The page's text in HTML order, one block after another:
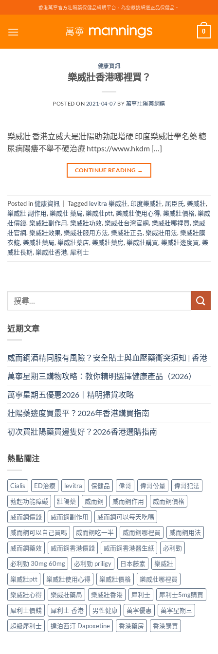
to
content
香港萬寧官方壯陽藥保健品網購平台，為您嚴挑細選正品保健品。
0
健康資訊
樂威壯香港哪裡買？
POSTED ON 2021-04-07 BY 萬寧壯陽藥網購
樂威壯 香港立威大是壯陽助勃起增硬 印度樂威壯學名藥 糖
尿病陽痿不舉不硬治療 https://www.hkdm […]
CONTINUE READING →
Posted in健康資訊 Tagged levitra 樂威壯, 印度樂威壯, 屈臣氏, 樂威壯,
樂威壯 副作用, 樂威壯 藥局, 樂威壯ptt, 樂威壯使用心得, 樂威壯價格, 樂威
壯價錢, 樂威壯副作用, 樂威壯功效, 樂威壯台灣官網, 樂威壯哪裡買, 樂威
壯官網, 樂威壯效果, 樂威壯服用方法, 樂威壯正品, 樂威壯用法, 樂威壯膜
衣錠, 樂威壯藥局, 樂威壯藥店, 樂威壯藥房, 樂威壯購買, 樂威壯邊度買, 樂
威壯長期, 樂威壯香港, 犀利士
近期文章
威而鋼酒精同服有風險？安全貼士與血壓藥衝突須知 | 香港
萬寧星期三購物攻略：教你精明選擇健康產品（2026）
萬寧星期五優惠2026｜精明掃貨攻略
壯陽藥邊度買最平？2026年香港購買指南
初次買壯陽藥買邊隻好？2026香港選購指南
熱點關注
Cialis ED治療 levitra 保健品 偉哥 偉哥份量
偉哥犯法
勃起功能障礙
壯陽藥 威而鋼 威而鋼作用
威而鋼價格
威而鋼價錢
威而鋼副作用
威而鋼可以每天吃嗎
威而鋼可以自己買嗎
威而鋼吃一半 威而鋼哪裡買
威而鋼用法
威而鋼藥效
威而鋼香港價錢 威而鋼香港醫生紙
必利勁
必利勁 30mg 60mg
必利勁 priligy 日本藤素
樂威壯
樂威壯ptt
樂威壯使用心得 樂威壯價格
樂威壯哪裡買
樂威壯心得
樂威壯藥局 樂威壯香港 犀利士
犀利士5mg購買
犀利士價錢
犀利士 香港 男性健康 萬寧優惠
萬寧星期三
超級犀利士
達泊西汀 Dapoxetine 香港藥房 香港購買